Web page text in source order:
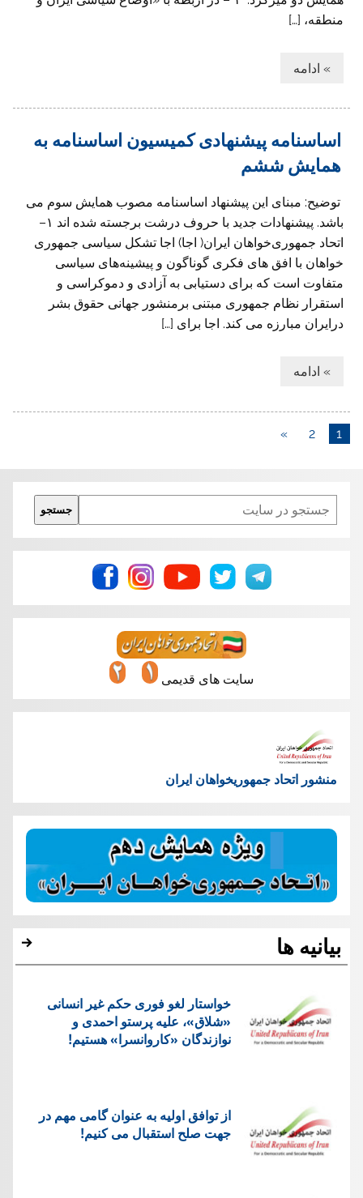
منطقه، […]
» ادامه
اساسنامه پیشنهادی کمیسیون اساسنامه به
همایش ششم
توضیح: مبنای این پیشنهاد اساسنامه مصوب همایش سوم می
باشد. پیشنهادات جدید با حروف درشت برجسته شده اند ۱–
اتحاد جمهوری‌خواهان ایران( اجا) اجا تشکل سیاسی جمهوری
خواهان با افق های فکری گوناگون و پیشینه‌های سیاسی
متفاوت است که برای دستیابی به آزادی و دموکراسی و
استقرار نظام جمهوری مبتنی برمنشور جهانی حقوق بشر
درایران مبارزه می کند. اجا برای […]
» ادامه
1
2
»
Search
جستجو
سایت های قدیمی
منشور اتحاد جمهوریخواهان ایران
بیانیه ها
خواستار لغو فوری حکم غیر انسانی
«شلاق»، علیه پرستو احمدی و
نوازندگان «کاروانسرا» هستیم!
از توافق اولیه به عنوان گامی مهم در
جهت صلح استقبال می کنیم!